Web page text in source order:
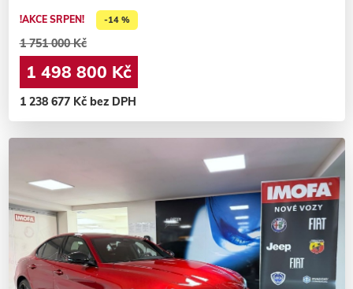
!AKCE SRPEN! -14 %
1 751 000 Kč
1 498 800 Kč
1 238 677 Kč bez DPH